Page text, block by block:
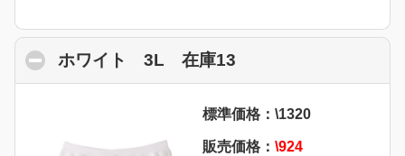
ホワイト 3L 在庫13
標準価格：\1320
販売価格： \924